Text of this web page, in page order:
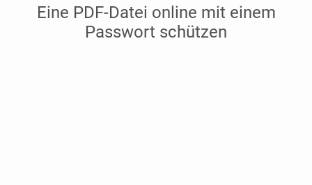
Eine PDF-Datei online mit einem
Passwort schützen